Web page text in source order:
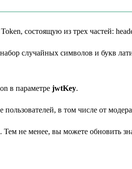
состоящую из трех частей:
случайных символов и букв
в параметре jwtKey.
в том числе от
не менее, вы можете обновить